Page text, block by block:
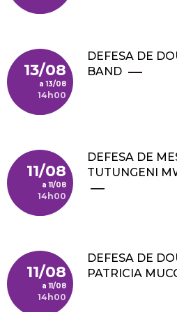
13/08
13/08
14h00
DEFESA DE
BAND
11/08
11/08
14h00
DEFESA DE
TUTUNGENI
11/08
11/08
14h00
DEFESA DE
PATRICIA